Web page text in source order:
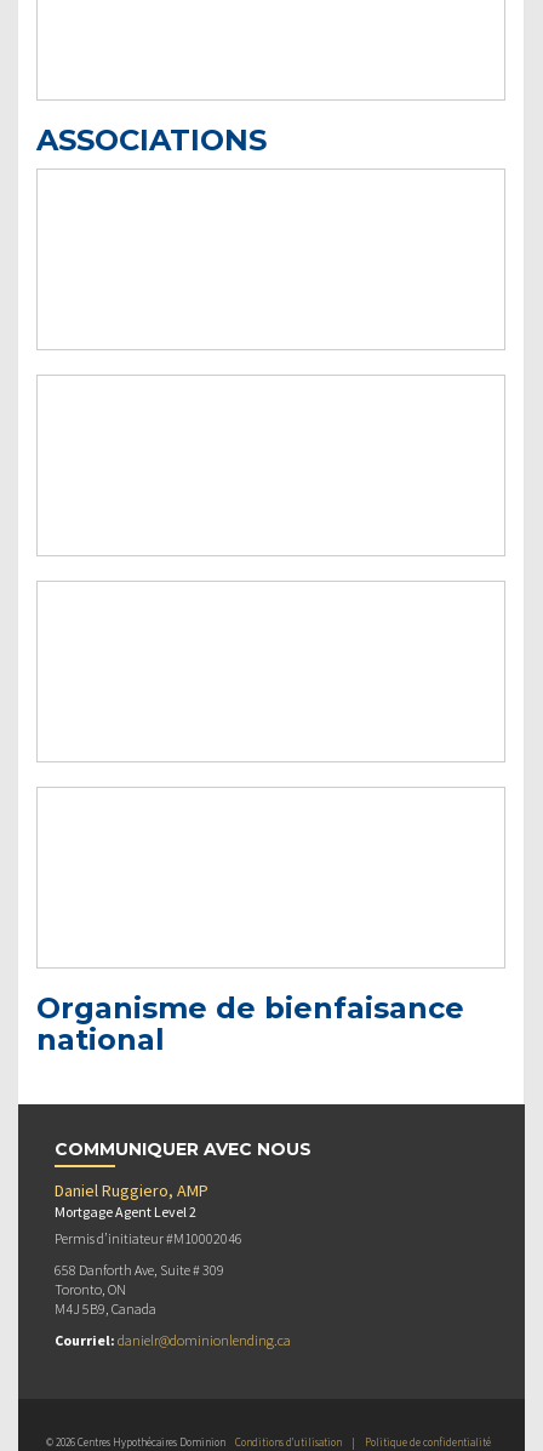
ASSOCIATIONS
Organisme de bienfaisance
national
COMMUNIQUER AVEC NOUS
Daniel Ruggiero, AMP
Mortgage Agent Level 2
Permis d’initiateur #M10002046
658 Danforth Ave, Suite # 309
Toronto, ON
M4J 5B9, Canada
Courriel: danielr@dominionlending.ca
© 2026 Centres Hypothécaires Dominion Conditions d’utilisation | Politique de confidentialité